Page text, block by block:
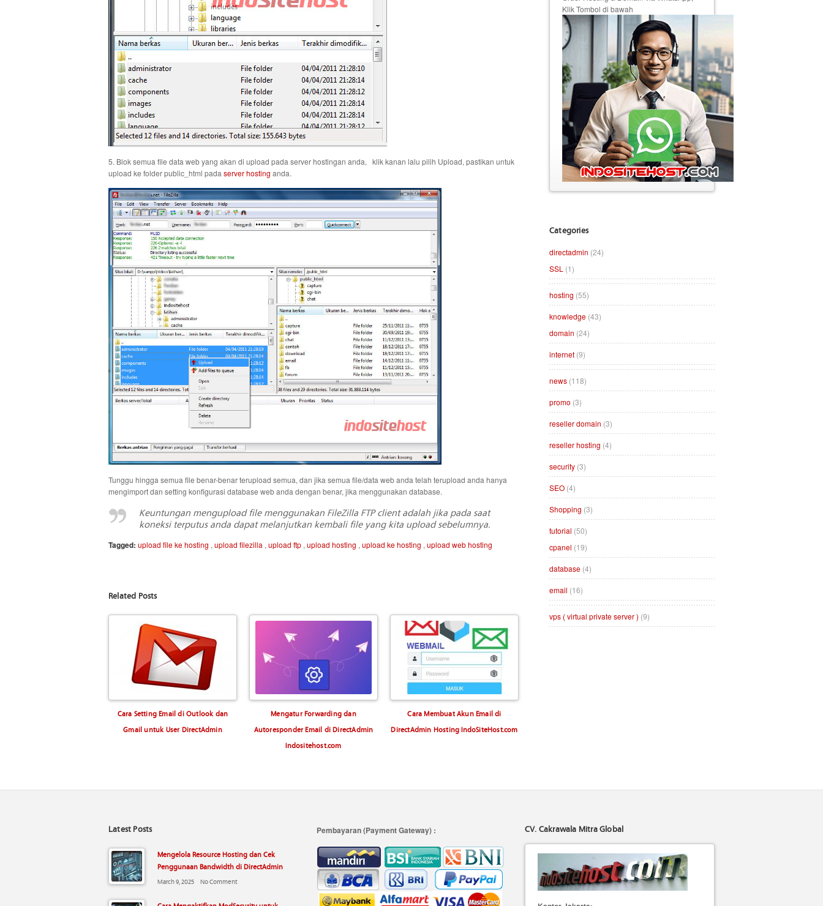
5. Blok semua file data web yang akan di upload pada server hostingan anda, klik kanan lalu pilih Upload, pastikan untuk
upload ke folder public_html pada server hosting anda.
Tunggu hingga semua file benar-benar terupload semua, dan jika semua file/data web anda telah terupload anda hanya
mengimport dan setting konfigurasi database web anda dengan benar, jika menggunakan database.
Keuntungan mengupload file menggunakan FileZilla FTP client adalah jika pada saat
koneksi terputus anda dapat melanjutkan kembali file yang kita upload sebelumnya.
Tagged: upload file ke hosting , upload filezilla , upload ftp , upload hosting , upload ke hosting , upload web hosting
Related Posts
Cara Setting Email di Outlook dan
Gmail untuk User DirectAdmin
Mengatur Forwarding dan
Autoresponder Email di DirectAdmin
Indositehost.com
Cara Membuat Akun Email di
DirectAdmin Hosting IndoSiteHost.com
Klik Tombol di bawah
Categories
directadmin (24)
SSL (1)
hosting (55)
knowledge (43)
domain (24)
internet (9)
news (118)
promo (3)
reseller domain (3)
reseller hosting (4)
security (3)
SEO (4)
Shopping (3)
tutorial (50)
cpanel (19)
database (4)
email (16)
vps ( virtual private server ) (9)
Latest Posts
Mengelola Resource Hosting dan Cek
Penggunaan Bandwidth di DirectAdmin
March 9, 2025 No Comment
Pembayaran (Payment Gateway) : CV. Cakrawala Mitra Global